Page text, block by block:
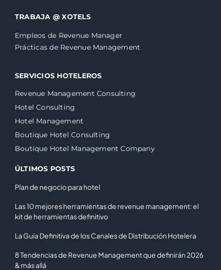
TRABAJA @ XOTELS
Empleos de Revenue Manager
Prácticas de Revenue Management
SERVICIOS HOTELEROS
Revenue Management Consulting
Hotel Consulting
Hotel Management
Boutique Hotel Consulting
Boutique Hotel Management Company
ÚLTIMOS POSTS
Plan de negocio para hotel
Las 10 mejores herramientas de revenue management: el
kit de herramientas definitivo
La Guía Definitiva de los Canales de Distribución Hotelera
8 Tendencias de Revenue Management que definirán 2026
& más allá